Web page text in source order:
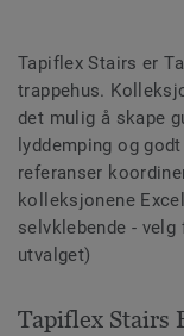
Tapiflex Stairs er
trappehus.
det mulig å skape
lyddemping og
referanser
kolleksjonene
selvklebende -
utvalget)
Tapiflex Stairs